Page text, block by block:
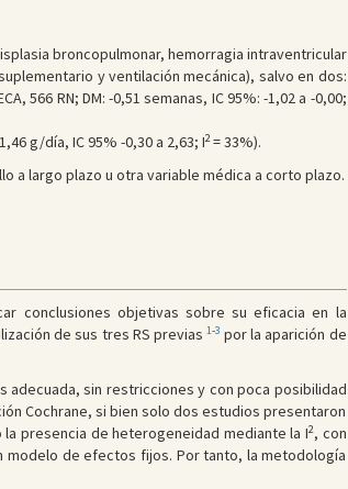
broncopulmonar, hemorragia intraventricular
y ventilación mecánica), salvo en dos:
566 RN; DM: -0,51 semanas, IC 95%: -1,02 a -0,00;
g/día, IC 95% -0,30 a 2,63; I2= 33%).
a largo plazo u otra variable médica a corto plazo.
conclusiones objetivas sobre su eficacia en la
de sus tres RS previas1-3 por la aparición de
adecuada, sin restricciones y con poca posibilidad
Cochrane, si bien solo dos estudios presentaron
presencia de heterogeneidad mediante la I2, con
modelo de efectos fijos. Por tanto, la metodología